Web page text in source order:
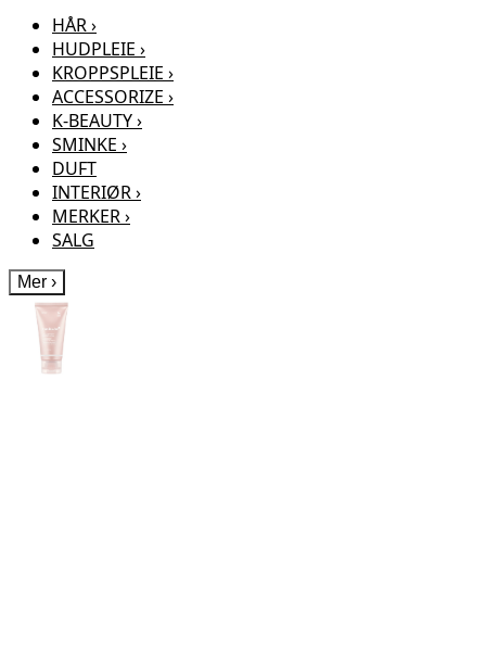
HÅR›
HUDPLEIE ›
KROPPSPLEIE ›
ACCESSORIZE ›
K-BEAUTY›
SMINKE ›
DUFT
INTERIØR›
MERKER›
SALG
Mer ›